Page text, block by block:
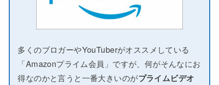
多くのブロガーやYouTuberがオススメしている
「Amazonプライム会員」ですが、何がそんなにお
得なのかと言うと一番大きいのがプライムビデオ